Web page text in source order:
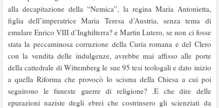
alla decapitazione della “Nemica”, la regina Maria Antonietta,
figlia dell’imperatrice Maria Teresa d’Austria, senza tema di
emulare Enrico VIII d’Inghilterra? e Martin Lutero, se non ci fosse
stata la peccaminosa corruzione della Curia romana e del Clero
con la vendita delle indulgenze, avrebbe mai affisso alle porte
della cattedrale di Wittemberg le sue 95 tesi teologali e dato inizio
a quella Riforma che provocò lo scisma della Chiesa a cui poi
seguirono le funeste guerre di religione? .E che dire delle
epurazioni naziste degli ebrei che costrinsero gli scienziati da